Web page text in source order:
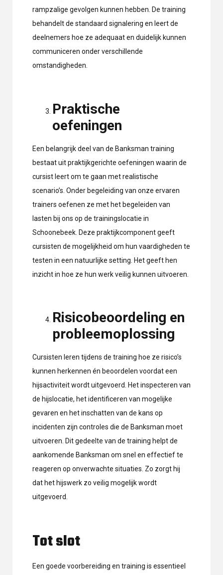
rampzalige gevolgen kunnen hebben. De training
behandelt de standaard signalering en leert de
deelnemers hoe ze adequaat en duidelijk kunnen
communiceren onder verschillende
omstandigheden.
Praktische
oefeningen
Een belangrijk deel van de Banksman training
bestaat uit praktijkgerichte oefeningen waarin de
cursist leert om te gaan met realistische
scenario’s. Onder begeleiding van onze ervaren
trainers oefenen ze met het begeleiden van
lasten bij ons op de trainingslocatie in
Schoonebeek. Deze praktijkcomponent geeft
cursisten de mogelijkheid om hun vaardigheden te
testen in een natuurlijke setting. Het geeft hen
inzicht in hoe ze hun werk veilig kunnen uitvoeren.
Risicobeoordeling en
probleemoplossing
Cursisten leren tijdens de training hoe ze risico’s
kunnen herkennen én beoordelen voordat een
hijsactiviteit wordt uitgevoerd. Het inspecteren van
de hijslocatie, het identificeren van mogelijke
gevaren en het inschatten van de kans op
incidenten zijn controles die de Banksman moet
uitvoeren. Dit gedeelte van de training helpt de
aankomende Banksman om snel en effectief te
reageren op onverwachte situaties. Zo zorgt hij
dat het hijswerk zo veilig mogelijk wordt
uitgevoerd.
Tot slot
Een goede voorbereiding en training is essentieel